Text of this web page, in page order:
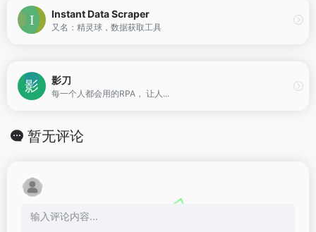
Instant Data Scraper
又名：精灵球，数据获取工具
影刀
每一个人都会用的RPA， 让人...
暂无评论